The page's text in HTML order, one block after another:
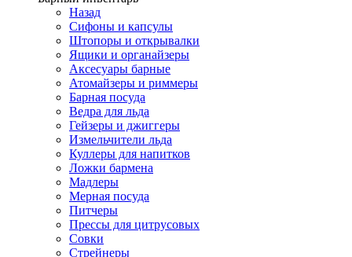
Назад
Сифоны и капсулы
Штопоры и открывалки
Ящики и органайзеры
Аксесуары барные
Атомайзеры и риммеры
Барная посуда
Ведра для льда
Гейзеры и джиггеры
Измельчители льда
Куллеры для напитков
Ложки бармена
Мадлеры
Мерная посуда
Питчеры
Прессы для цитрусовых
Совки
Стрейнеры